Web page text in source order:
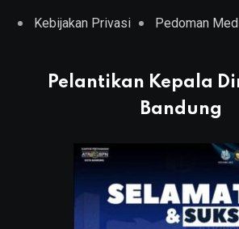
Kebijakan Privasi Pedoman
Pelantikan Kepala
Bandung